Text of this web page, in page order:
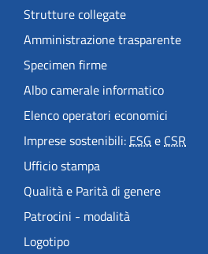
Strutture collegate
Amministrazione trasparente
Specimen firme
Albo camerale informatico
Elenco operatori economici
Imprese sostenibili:ESGeCSR
Ufficio stampa
Qualità e Parità di genere
Patrocini - modalità
Logotipo